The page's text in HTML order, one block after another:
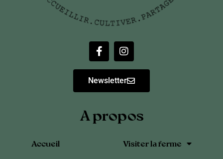
Newsletter
A propos
Accueil Visiter la ferme